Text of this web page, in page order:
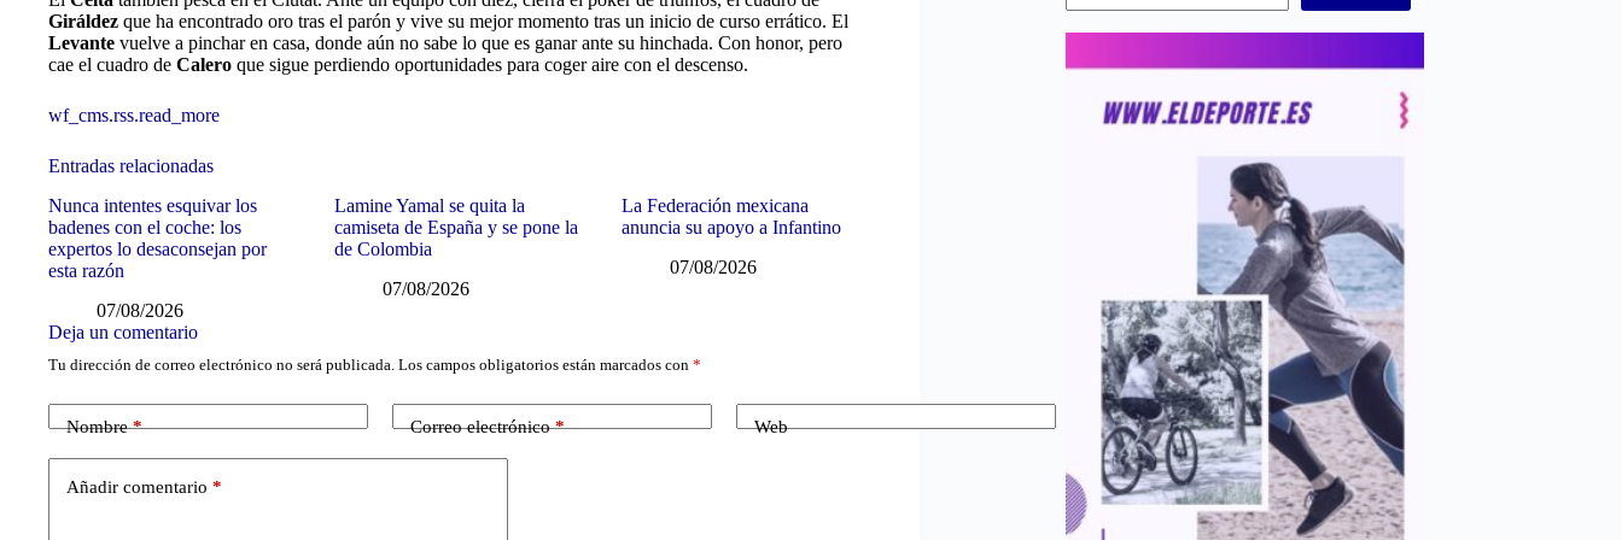
Giráldez que ha encontrado oro tras el parón y vive su mejor momento tras un inicio de curso errático. El
Levante vuelve a pinchar en casa, donde aún no sabe lo que es ganar ante su hinchada. Con honor, pero
cae el cuadro de Calero que sigue perdiendo oportunidades para coger aire con el descenso.
wf_cms.rss.read_more
Entradas relacionadas
Nunca intentes esquivar los
badenes con el coche: los
expertos lo desaconsejan por
esta razón
07/08/2026
Lamine Yamal se quita la
camiseta de España y se pone la
de Colombia
07/08/2026
La Federación mexicana
anuncia su apoyo a Infantino
07/08/2026
Deja un comentario
Tu dirección de correo electrónico no será publicada. Los campos obligatorios están marcados con *
Nombre* Correo electrónico* Web
Añadir comentario *